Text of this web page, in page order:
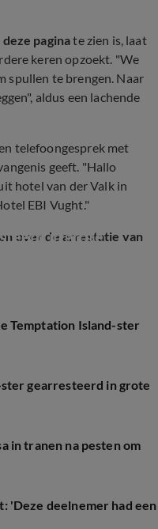
paginate zien is, laat
keren opzoekt. "We
spullen te brengen. Naar
aldus een lachende
telefoongesprek met
geeft. "Hallo
hotel van der Valk in
EBI Vught."
over de arrestatie van
in grote
Temptation Island-ster
gearresteerd in grote
in tranen na pesten om
'Deze deelnemer had een